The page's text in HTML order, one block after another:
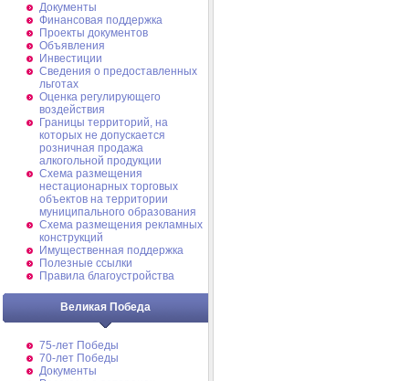
Документы
Финансовая поддержка
Проекты документов
Объявления
Инвестиции
Сведения о предоставленных
льготах
Оценка регулирующего
воздействия
Границы территорий, на
которых не допускается
розничная продажа
алкогольной продукции
Схема размещения
нестационарных торговых
объектов на территории
муниципального образования
Схема размещения рекламных
конструкций
Имущественная поддержка
Полезные ссылки
Правила благоустройства
Великая Победа
75-лет Победы
70-лет Победы
Документы